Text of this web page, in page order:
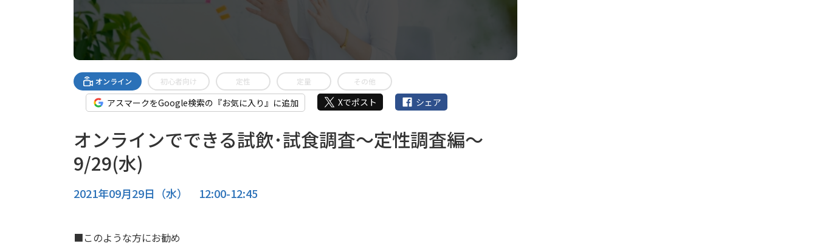
オンライン 初心者向け 定性 定量 その他
アスマークをGoogle検索の『お気に入り』に追加 Xでポスト シェア
オンラインでできる試飲･試食調査～定性調査編～
9/29(水)
2021年09月29日（水） 12:00-12:45
■このような方にお勧め